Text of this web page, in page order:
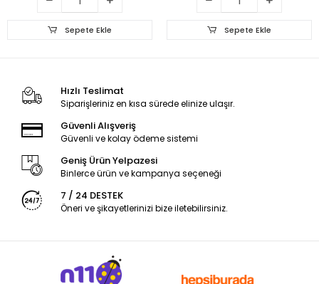
Sepete Ekle Sepete Ekle
Hızlı Teslimat
Siparişleriniz en kısa sürede elinize ulaşır.
Güvenli Alışveriş
Güvenli ve kolay ödeme sistemi
Geniş Ürün Yelpazesi
Binlerce ürün ve kampanya seçeneği
7 / 24 DESTEK
Öneri ve şikayetlerinizi bize iletebilirsiniz.